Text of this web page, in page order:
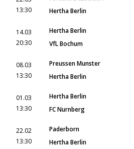
13:30
Hertha Berlin
14.03
20:30
Hertha Berlin
VfL Bochum
08.03
13:30
Preussen Munster
Hertha Berlin
01.03
13:30
Hertha Berlin
FC Nurnberg
22.02
13:30
Paderborn
Hertha Berlin